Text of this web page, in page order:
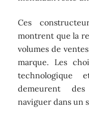
Ces
montrent que la
volumes de
marque. Les
demeurent
naviguer dans un